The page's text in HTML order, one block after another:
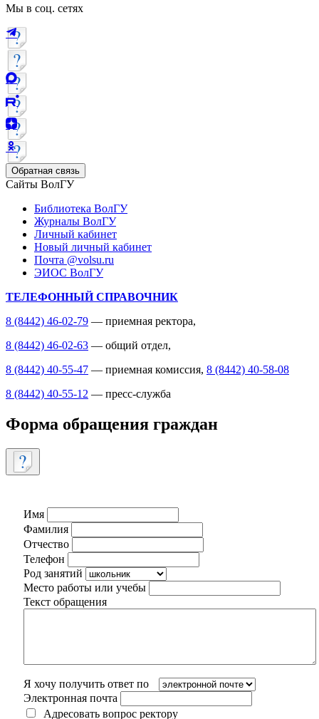
Мы в соц. сетях
Обратная связь
Сайты ВолГУ
Библиотека ВолГУ
Журналы ВолГУ
Личный кабинет
Новый личный кабинет
Почта @volsu.ru
ЭИОС ВолГУ
ТЕЛЕФОННЫЙ СПРАВОЧНИК
8 (8442) 46-02-79 — приемная ректора,
8 (8442) 46-02-63 — общий отдел,
8 (8442) 40-55-47 — приемная комиссия, 8 (8442) 40-58-08
8 (8442) 40-55-12 — пресс-служба
Форма обращения граждан
Имя
Фамилия
Отчество
Телефон
Род занятий
Место работы или учебы
Текст обращения
Я хочу получить ответ по
Электронная почта
Адресовать вопрос ректору